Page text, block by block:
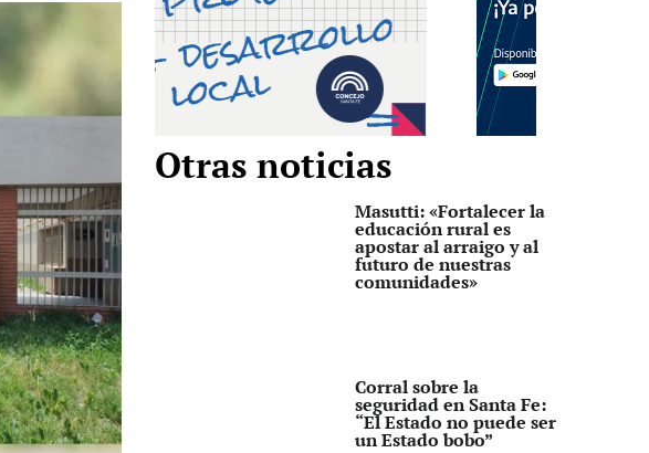
Otras noticias
Masutti: «Fortalecer la
educación rural es
apostar al arraigo y al
futuro de nuestras
comunidades»
Corral sobre la
seguridad en Santa Fe:
“El Estado no puede ser
un Estado bobo”